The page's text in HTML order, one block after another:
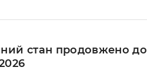
стан продовжено до